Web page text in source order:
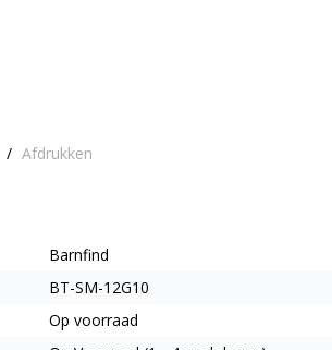
/ Afdrukken
Barnfind
BT-SM-12G10
Op voorraad